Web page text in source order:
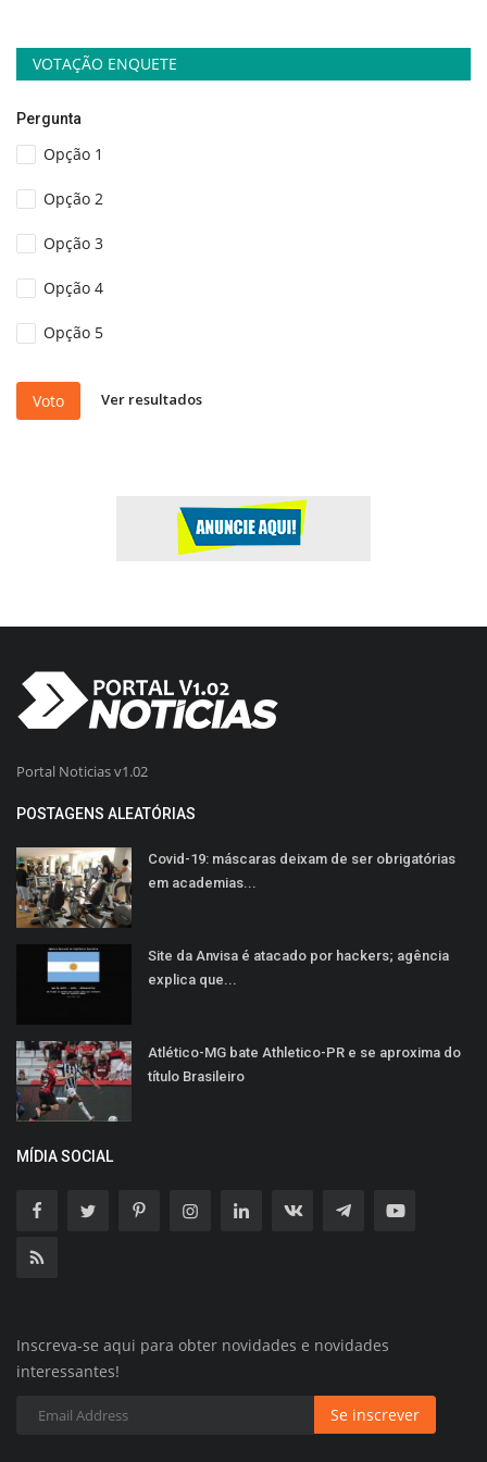
VOTAÇÃO ENQUETE
Pergunta
Opção 1
Opção 2
Opção 3
Opção 4
Opção 5
Voto Ver resultados
Portal Noticias v1.02
POSTAGENS ALEATÓRIAS
Covid-19: máscaras deixam de ser obrigatórias
em academias...
Site da Anvisa é atacado por hackers; agência
explica que...
Atlético-MG bate Athletico-PR e se aproxima do
título Brasileiro
MÍDIA SOCIAL
Inscreva-se aqui para obter novidades e novidades
interessantes!
Se inscrever